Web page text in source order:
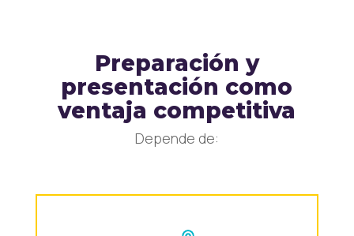
Preparación y
presentación como
ventaja competitiva
Depende de: